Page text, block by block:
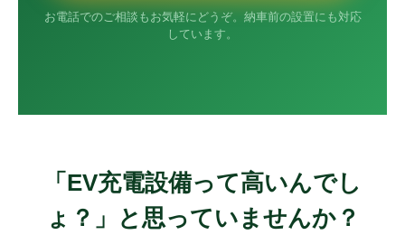
お電話でのご相談もお気軽にどうぞ。納車前の設置にも対応
しています。
「EV充電設備って高いんでし
ょ？」と思っていませんか？